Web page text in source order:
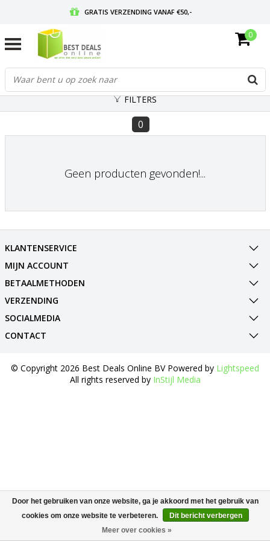
GRATIS VERZENDING VANAF €50,-
GRATIS RETOURNEREN EN 30 DAGEN BEDENKTIJD
0
FILTERS
0
Geen producten gevonden!...
KLANTENSERVICE
MIJN ACCOUNT
BETAALMETHODEN
VERZENDING
SOCIALMEDIA
CONTACT
© Copyright 2026 Best Deals Online BV Powered by Lightspeed
All rights reserved by InStijl Media
Door het gebruiken van onze website, ga je akkoord met het gebruik van
cookies om onze website te verbeteren.
Dit bericht verbergen
Meer over cookies »